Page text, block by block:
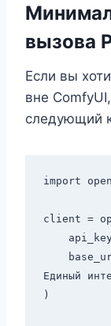
вызова
Если вы
вне
следующий
import
client =
Единый
)